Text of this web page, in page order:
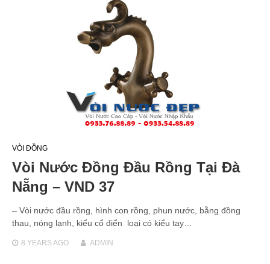
VÒI ĐỒNG
Vòi Nước Đồng Đầu Rồng Tại Đà
Nẵng – VND 37
– Vòi nước đầu rồng, hình con rồng, phun nước, bằng đồng
thau, nóng lạnh, kiểu cổ điển loại có kiểu tay…
8 YEARSAGO ADMIN